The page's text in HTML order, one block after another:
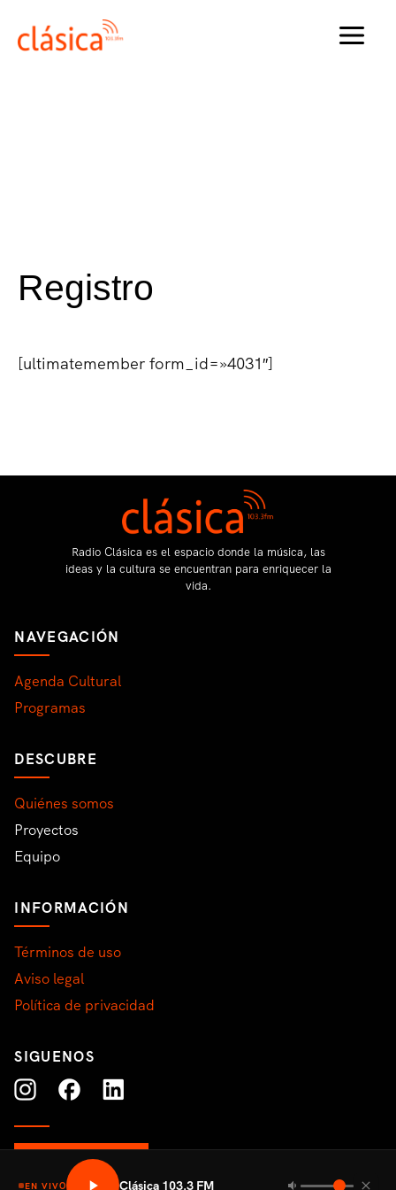
Registro
[ultimatemember form_id=»4031″]
Radio Clásica es el espacio donde la música, las
ideas y la cultura se encuentran para enriquecer la
vida.
NAVEGACIÓN
Agenda Cultural
Programas
DESCUBRE
Quiénes somos
Proyectos
Equipo
INFORMACIÓN
Términos de uso
Aviso legal
Política de privacidad
SIGUENOS
CONTACTO
EN VIVO Clásica 103.3 FM